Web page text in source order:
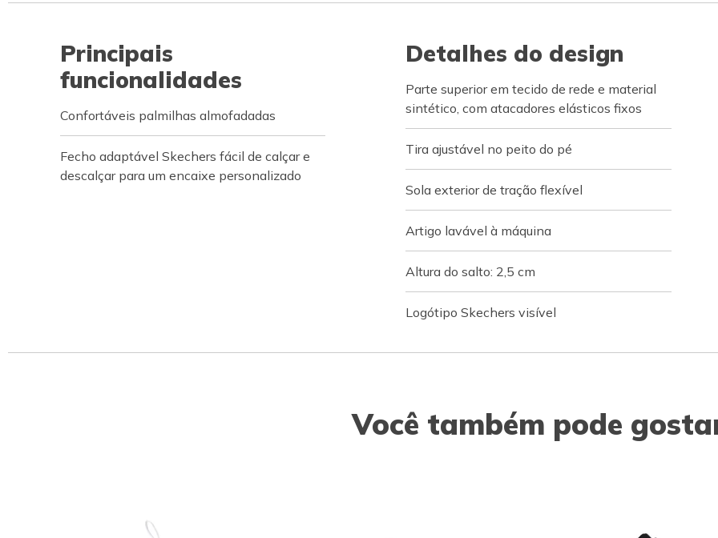
Principais
funcionalidades
Confortáveis palmilhas almofadadas
Fecho adaptável Skechers fácil de calçar e
descalçar para um encaixe personalizado
Detalhes do design
Parte superior em tecido de rede e material
sintético, com atacadores elásticos fixos
Tira ajustável no peito do pé
Sola exterior de tração flexível
Artigo lavável à máquina
Altura do salto: 2,5 cm
Logótipo Skechers visível
Você também pode